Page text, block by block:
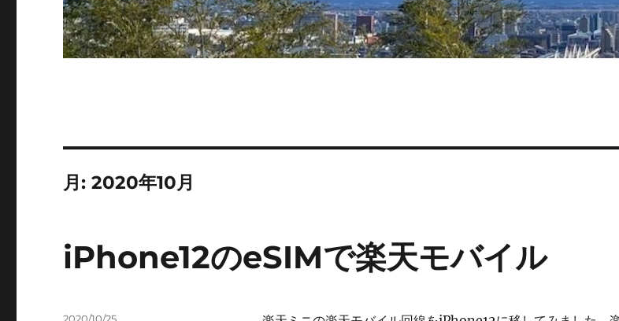
月:2020年10月
iPhone12のeSIMで楽天モバイル
投